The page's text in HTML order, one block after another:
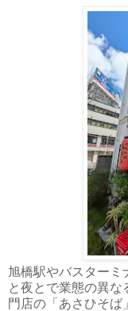
旭橋駅やバスターミ
と夜とで業態の異
門店の「あさひそば